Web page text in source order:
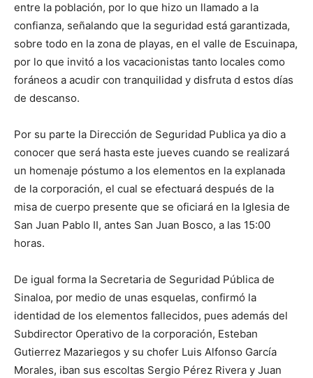
entre la población, por lo que hizo un llamado a la
confianza, señalando que la seguridad está garantizada,
sobre todo en la zona de playas, en el valle de Escuinapa,
por lo que invitó a los vacacionistas tanto locales como
foráneos a acudir con tranquilidad y disfruta d estos días
de descanso.
Por su parte la Dirección de Seguridad Publica ya dio a
conocer que será hasta este jueves cuando se realizará
un homenaje póstumo a los elementos en la explanada
de la corporación, el cual se efectuará después de la
misa de cuerpo presente que se oficiará en la Iglesia de
San Juan Pablo II, antes San Juan Bosco, a las 15:00
horas.
De igual forma la Secretaria de Seguridad Pública de
Sinaloa, por medio de unas esquelas, confirmó la
identidad de los elementos fallecidos, pues además del
Subdirector Operativo de la corporación, Esteban
Gutierrez Mazariegos y su chofer Luis Alfonso García
Morales, iban sus escoltas Sergio Pérez Rivera y Juan